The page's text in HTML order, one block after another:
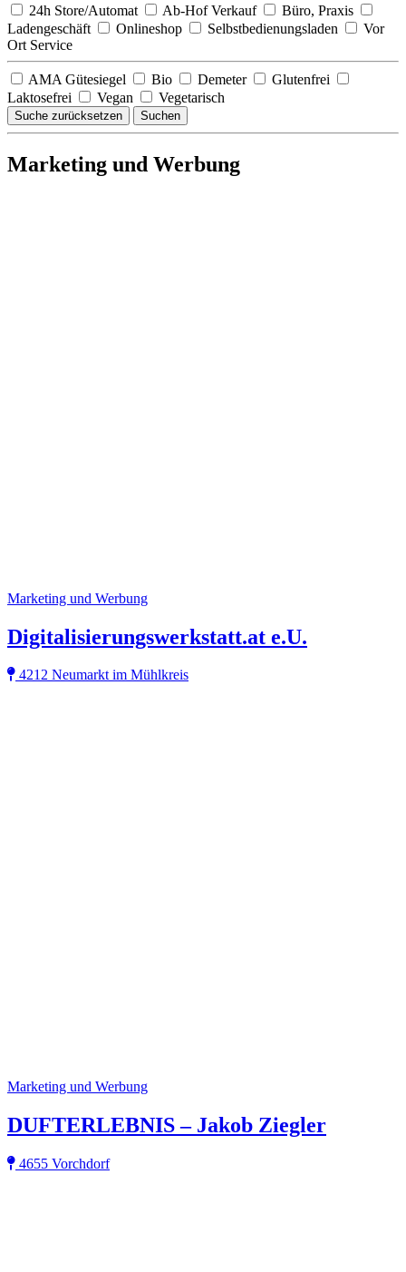
24h Store/Automat Ab-Hof Verkauf
Büro, Praxis
Ladengeschäft
Onlineshop Selbstbedienungsladen
Vor
Ort Service
AMA Gütesiegel Bio Demeter
Glutenfrei
Laktosefrei
Vegan Vegetarisch
Suche zurücksetzen Suchen
Marketing und Werbung
Marketing und Werbung
Digitalisierungswerkstatt.at e.U.
4212 Neumarkt im Mühlkreis
Marketing und Werbung
DUFTERLEBNIS – Jakob Ziegler
4655 Vorchdorf